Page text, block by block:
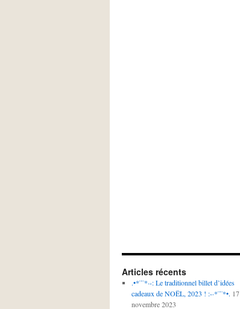
Articles récents
.•*¨¨*·-: Le traditionnel billet d’idées
cadeaux de NOËL, 2023 ! :-·*¨¨*•. 17
novembre 2023